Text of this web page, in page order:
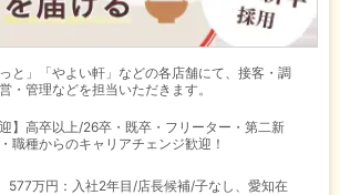
っと」「やよい軒」などの各店舗にて、接客・調
・管理などを担当いただきます。
迎】高卒以上/26卒・既卒・フリーター・第二新
職種からのキャリアチェンジ歓迎！
577万円：入社2年目/店長候補/子なし、愛知在